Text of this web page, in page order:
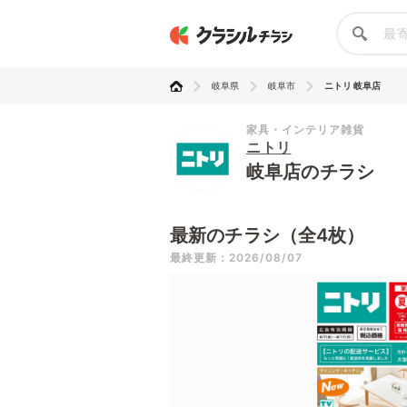
岐阜県 岐阜市 ニトリ 岐阜店
家具・インテリア雑貨
ニトリ
岐阜店のチラシ
最新のチラシ（全4枚）
最終更新：2026/08/07